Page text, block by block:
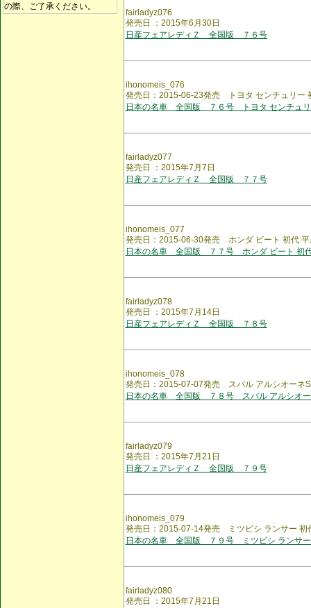
の際、ご了承ください。
fairladyz076
発売日 ：2015年6月30日
日産フェアレディＺ 全国版 ７６号
ihonomeis_076
発売日：2015-06-23発売 トヨタ センチュリー
日本の名車 全国版 ７６号 トヨタ センチュリ
fairladyz077
発売日 ：2015年7月7日
日産フェアレディＺ 全国版 ７７号
ihonomeis_077
発売日：2015-06-30発売 ホンダ ビート 初代
日本の名車 全国版 ７７号 ホンダ ビート 初
fairladyz078
発売日 ：2015年7月14日
日産フェアレディＺ 全国版 ７８号
ihonomeis_078
発売日：2015-07-07発売 スバル アルシオーネ
日本の名車 全国版 ７８号 スバル アルシオー
fairladyz079
発売日 ：2015年7月21日
日産フェアレディＺ 全国版 ７９号
ihonomeis_079
発売日：2015-07-14発売 ミツビシ ランサー
日本の名車 全国版 ７９号 ミツビシ ランサー
fairladyz080
発売日 ：2015年7月21日